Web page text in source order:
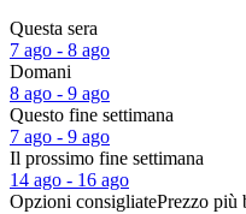
Questa sera
7 ago - 8 ago
Domani
8 ago - 9 ago
Questo fine settimana
7 ago - 9 ago
Il prossimo fine settimana
14 ago - 16 ago
Opzioni consigliatePrezzo più